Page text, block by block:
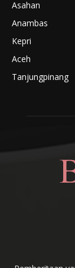
Asahan
Anambas
Kepri
Aceh
Tanjungpinang